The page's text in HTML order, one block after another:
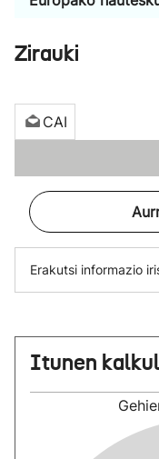
Zirauki
CAI
Erakutsi informazio
Itunen